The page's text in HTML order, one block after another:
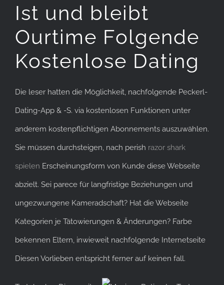
Ist und bleibt
Ourtime Folgende
Kostenlose Dating
Die leser hatten die Möglichkeit, nachfolgende Peckerl-
Dating-App & -S. via kostenlosen Funktionen unter
anderem kostenpflichtigen Abonnements auszuwählen.
Sie müssen durchsteigen, nach perish razor shark
spielen Erscheinungsform von Kunde diese Webseite
abzielt. Sei parece für langfristige Beziehungen und
ungezwungene Kameradschaft? Hat die Webseite
Kategorien je Tätowierungen & Änderungen? Farbe
bekennen Eltern, inwieweit nachfolgende Internetseite
Diesen Vorlieben entspricht ferner auf keinen fall.